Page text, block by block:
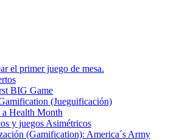
el primer juego de mesa.
BIG Game
(Jueguificación)
a Health Month
y juegos Asimétricos
(Gamification): America´s Army